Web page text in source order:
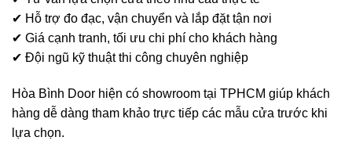
✔ Hỗ trợ đo đạc, vận chuyển và lắp đặt tận nơi
✔ Giá cạnh tranh, tối ưu chi phí cho khách hàng
✔ Đội ngũ kỹ thuật thi công chuyên nghiệp
Hòa Bình Door hiện có showroom tại TPHCM giúp khách
hàng dễ dàng tham khảo trực tiếp các mẫu cửa trước khi
lựa chọn.